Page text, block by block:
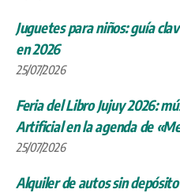
Juguetes para niños: guía
en 2026
25/07/2026
Feria del Libro Jujuy 2026:
Artificial en la agenda de
25/07/2026
Alquiler de autos sin